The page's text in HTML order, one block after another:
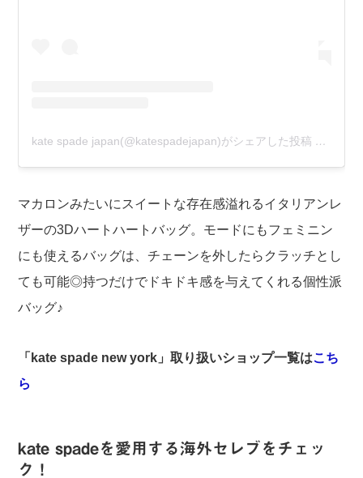
kate spade japan(@katespadejapan)がシェアした投稿
マカロンみたいにスイートな存在感溢れるイタリアンレ
ザーの3Dハートハートバッグ。モードにもフェミニン
にも使えるバッグは、チェーンを外したらクラッチとし
ても可能◎持つだけでドキドキ感を与えてくれる個性派
バッグ♪
「kate spade new york」取り扱いショップ一覧はこち
ら
kate spadeを愛用する海外セレブをチェッ
ク！